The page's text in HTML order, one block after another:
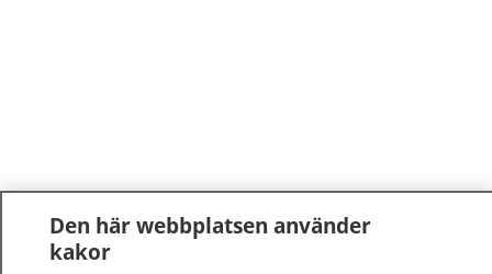
Den här webbplatsen använder
kakor